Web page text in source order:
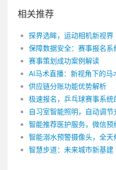
相关推荐
探界选眸，运动相机新视界
保障数据安全：赛事报名系
赛事策划成功案例解读
AI马术直播：新视角下的马
供应链分账功能优势解析
极速报名，乒乓球赛事系统
自习室智能照明，自动调节
智能溺水预警摄像头，全天
智慧步道：未来城市新基建